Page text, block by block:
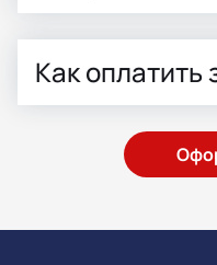
Как оплатить